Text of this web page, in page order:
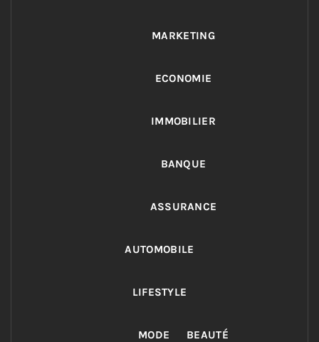
MARKETING
ECONOMIE
IMMOBILIER
BANQUE
ASSURANCE
AUTOMOBILE
LIFESTYLE
MODE BEAUTÉ